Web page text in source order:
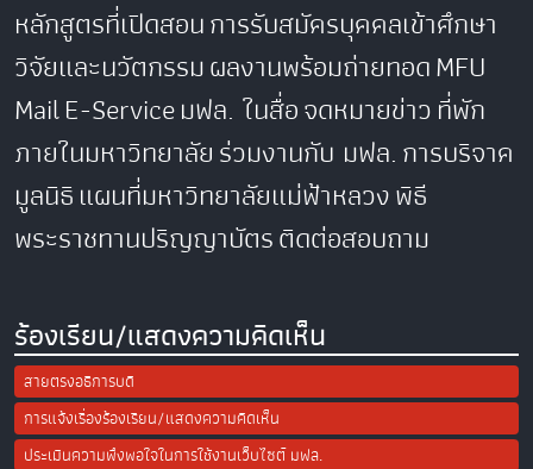
หลักสูตรที่เปิดสอนการรับสมัครบุคคลเข้าศึกษา
วิจัยและนวัตกรรมผลงานพร้อมถ่ายทอดMFU
MailE-Serviceมฟล. ในสื่อจดหมายข่าวที่พัก
ภายในมหาวิทยาลัยร่วมงานกับ มฟล.การบริจาค
มูลนิธิแผนที่มหาวิทยาลัยแม่ฟ้าหลวงพิธี
พระราชทานปริญญาบัตรติดต่อสอบถาม
ร้องเรียน/แสดงความคิดเห็น
สายตรงอธิการบดี
การแจ้งเรื่องร้องเรียน/แสดงความคิดเห็น
ประเมินความพึงพอใจในการใช้งานเว็บไซต์ มฟล.